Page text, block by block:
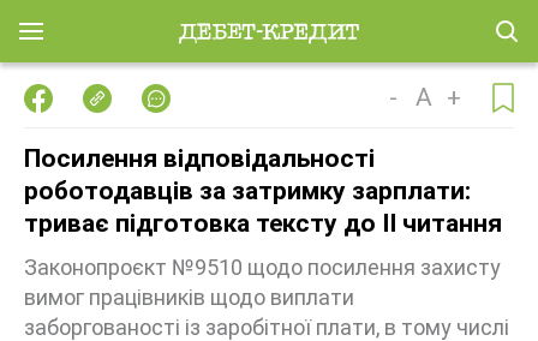
- A +
Посилення відповідальності
роботодавців за затримку зарплати:
триває підготовка тексту до ІІ читання
Законопроєкт №9510 щодо посилення захисту
вимог працівників щодо виплати
заборгованості із заробітної плати, в тому числі